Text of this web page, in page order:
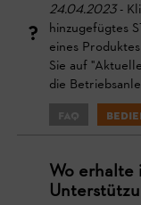
24.04.2023-
hinzugefügtes
eines
Sie auf
die
FAQ
Wo erhalte